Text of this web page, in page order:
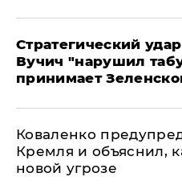
Стратегический
Вучич "нарушил
принимает
Коваленко
Кремля и объяснил,
новой угрозе